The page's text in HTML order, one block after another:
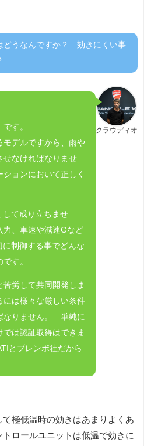
どうなんですか？ 効きにくい事
クラウディオ
す。
モデルですから、雨や
せなければなりませ
ョンにおいて正しく
して成り立ちませ
、車速や減速Gなど
制御する事でどんな
です。
労して共同開発しま
は様々な厳しい条件
なりません。 単純に
は認証取得はできま
とブレンボ社だから
極低温時の効きはあまりよくあ
ロールユニットは低温で効きに